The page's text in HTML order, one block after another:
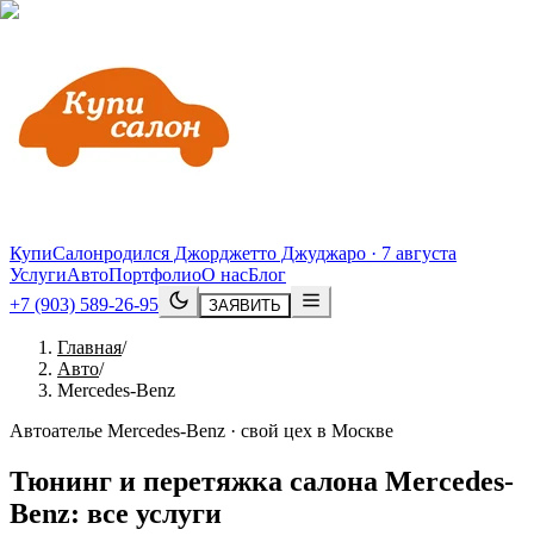
КупиСалонродился Джорджетто Джуджаро · 7 августа
УслугиАвтоПортфолиоО насБлог
+7 (903) 589-26-95
ЗАЯВИТЬ
Главная/
Авто/
Mercedes-Benz
Автоателье Mercedes-Benz · свой цех в Москве
Тюнинг и перетяжка салона Mercedes-
Benz: все услуги